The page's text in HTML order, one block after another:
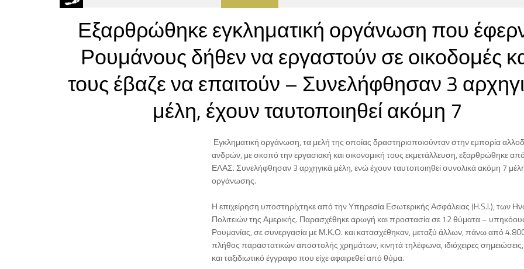
Εξαρθρώθηκε εγκληματική οργάνωση που
Ρουμάνους δήθεν να εργαστούν σε οικοδομές
τους έβαζε να επαιτούν – Συνελήφθησαν 3
μέλη, έχουν ταυτοποιηθεί ακόμη 7
Εγκληματική οργάνωση, τα μελή της οποίας δραστηριοποιούνταν στην εμπορία
ανδρών, με σκοπό την εργασιακή και οικονομική τους εκμετάλλευση, εξαρθρώθηκε
ΕΛΑΣ. Συνελήφθησαν 3 αρχηγικά μέλη, ενώ έχουν ταυτοποιηθεί συνολικά ακόμη 7
οργάνωσης.
Η επιχείρηση υποστηρίχτηκε από την Υπηρεσία Εσωτερικής Ασφάλειας (H.S.I.), των
Πολιτειών της Αμερικής. Παρασχέθηκε αρωγή και προστασία σε 12 θύματα –
Ρουμανίας, σε συνεργασία με Μ.Κ.Ο. και κατασχέθηκαν, μεταξύ άλλων, πάνω από
πλήθος παραστατικών αποστολής χρημάτων, κινητά τηλέφωνα, ιδιόχειρες
και ταξιδιωτικό έγγραφο που είχε αφαιρεθεί από θύμα.